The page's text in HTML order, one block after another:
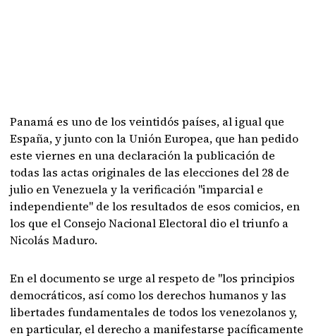
Panamá es uno de los veintidós países, al igual que
España, y junto con la Unión Europea, que han pedido
este viernes en una declaración la publicación de
todas las actas originales de las elecciones del 28 de
julio en Venezuela y la verificación "imparcial e
independiente" de los resultados de esos comicios, en
los que el Consejo Nacional Electoral dio el triunfo a
Nicolás Maduro.
En el documento se urge al respeto de "los principios
democráticos, así como los derechos humanos y las
libertades fundamentales de todos los venezolanos y,
en particular, el derecho a manifestarse pacíficamente